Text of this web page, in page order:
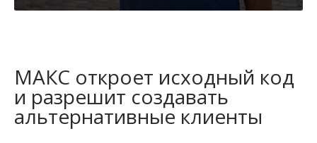
МАКС откроет исходный код
и разрешит создавать
альтернативные клиенты